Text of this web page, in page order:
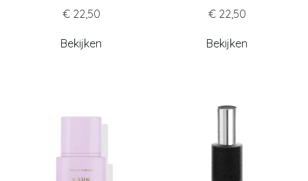
€ 22,50
Bekijken
€ 22,50
Bekijken